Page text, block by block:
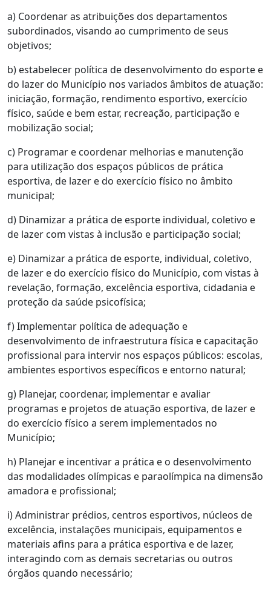
a) Coordenar as atribuições dos departamentos
subordinados, visando ao cumprimento de seus
objetivos;
b) estabelecer política de desenvolvimento do esporte e
do lazer do Município nos variados âmbitos de atuação:
iniciação, formação, rendimento esportivo, exercício
físico, saúde e bem estar, recreação, participação e
mobilização social;
c) Programar e coordenar melhorias e manutenção
para utilização dos espaços públicos de prática
esportiva, de lazer e do exercício físico no âmbito
municipal;
d) Dinamizar a prática de esporte individual, coletivo e
de lazer com vistas à inclusão e participação social;
e) Dinamizar a prática de esporte, individual, coletivo,
de lazer e do exercício físico do Município, com vistas à
revelação, formação, excelência esportiva, cidadania e
proteção da saúde psicofísica;
f) Implementar política de adequação e
desenvolvimento de infraestrutura física e capacitação
profissional para intervir nos espaços públicos: escolas,
ambientes esportivos específicos e entorno natural;
g) Planejar, coordenar, implementar e avaliar
programas e projetos de atuação esportiva, de lazer e
do exercício físico a serem implementados no
Município;
h) Planejar e incentivar a prática e o desenvolvimento
das modalidades olímpicas e paraolímpica na dimensão
amadora e profissional;
i) Administrar prédios, centros esportivos, núcleos de
excelência, instalações municipais, equipamentos e
materiais afins para a prática esportiva e de lazer,
interagindo com as demais secretarias ou outros
órgãos quando necessário;